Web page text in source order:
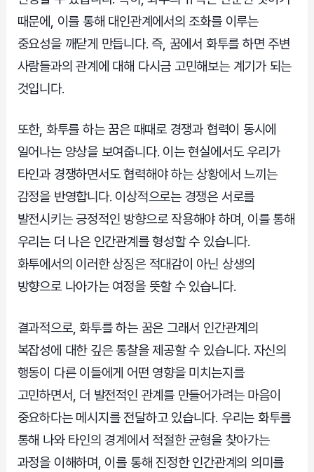
때문에, 이를 통해 대인관계에서의 조화를 이루는
중요성을 깨닫게 만듭니다. 즉, 꿈에서 화투를 하면 주변
사람들과의 관계에 대해 다시금 고민해보는 계기가 되는
것입니다.
또한, 화투를 하는 꿈은 때때로 경쟁과 협력이 동시에
일어나는 양상을 보여줍니다. 이는 현실에서도 우리가
타인과 경쟁하면서도 협력해야 하는 상황에서 느끼는
감정을 반영합니다. 이상적으로는 경쟁은 서로를
발전시키는 긍정적인 방향으로 작용해야 하며, 이를 통해
우리는 더 나은 인간관계를 형성할 수 있습니다.
화투에서의 이러한 상징은 적대감이 아닌 상생의
방향으로 나아가는 여정을 뜻할 수 있습니다.
결과적으로, 화투를 하는 꿈은 그래서 인간관계의
복잡성에 대한 깊은 통찰을 제공할 수 있습니다. 자신의
행동이 다른 이들에게 어떤 영향을 미치는지를
고민하면서, 더 발전적인 관계를 만들어가려는 마음이
중요하다는 메시지를 전달하고 있습니다. 우리는 화투를
통해 나와 타인의 경계에서 적절한 균형을 찾아가는
과정을 이해하며, 이를 통해 진정한 인간관계의 의미를